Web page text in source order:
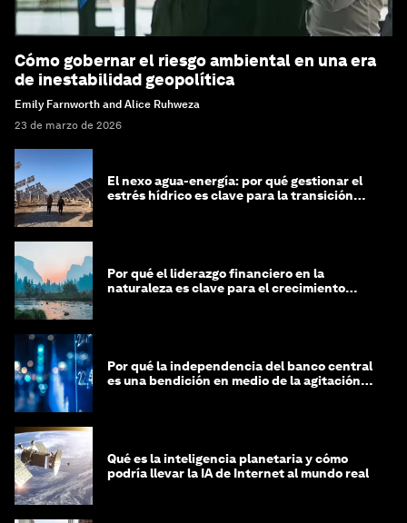
Cómo gobernar el riesgo ambiental en una era
de inestabilidad geopolítica
Emily Farnworth and Alice Ruhweza
23 de marzo de 2026
El nexo agua-energía: por qué gestionar el
estrés hídrico es clave para la transición
Por qué el liderazgo financiero en la
naturaleza es clave para el crecimiento
Por qué la independencia del banco central
es una bendición en medio de la agitación
Qué es la inteligencia planetaria y cómo
podría llevar la IA de Internet al mundo real